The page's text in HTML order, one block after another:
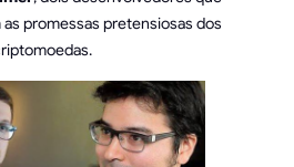
promessas pretensiosas dos